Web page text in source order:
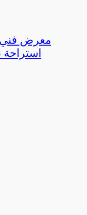
معرض فني
استراحة